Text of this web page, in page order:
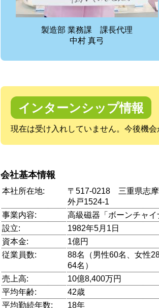
製造部 業務課 課長代理
中村 真弓
インターンシップ情報
現在は受け入れしていません。今後機
会社基本情報
本社所在地:
〒517-0218 三重県志
外戸1524-1
事業内容:
高級磁器「ボーンチャイ
設立:
1982年5月1日
資本金:
1億円
従業員数:
88名（男性60名、女性
64名）
売上高:
10億8,400万円
平均年齢:
42歳
平均勤続年数:
18年